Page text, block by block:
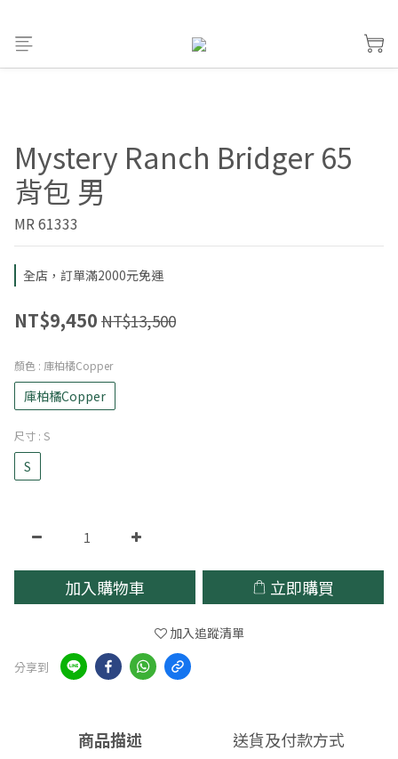
Mystery Ranch Bridger 65
背包 男
MR 61333
全店，訂單滿2000元免運
NT$9,450 NT$13,500
顏色 : 庫柏橘Copper
庫柏橘Copper
尺寸 : S
S
加入購物車 立即購買
加入追蹤清單
分享到
商品描述 送貨及付款方式